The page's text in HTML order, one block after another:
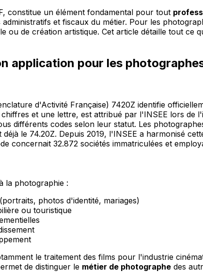
constitue un élément fondamental pour tout
et fiscaux du métier. Pour les
ou de création artistique. Cet article détaille tout
application pour les
d'Activité Française) 7420Z identifie
et une lettre, est attribué par l'INSEE lors
différents codes selon leur statut. Les
le 74.20Z. Depuis 2019, l'INSEE a harmonisé
concernait 32.872 sociétés immatriculées et
la photographie :
photos d'identité, mariages)
ou touristique
le traitement des films pour l'industrie
de distinguer le métier de photographe des